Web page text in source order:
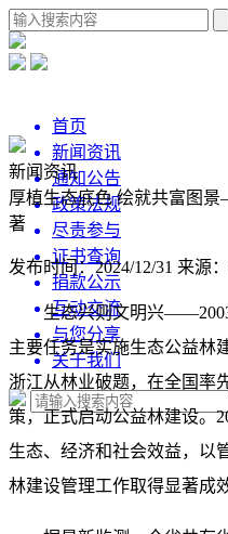
首页
新闻资讯
通知公告
政策法规
尽责参与
证书查询
捐款公示
互动交流
与您分享
关于我们
新闻资讯
厚植生态底色 绘就共富图
著
发布时间：2024/12/31 来源
生态兴则文明兴
主要任务是实施生态公益林
浙江从林业破题，在全国率
策，正式启动公益林建设。
生态、经济和社会效益，以
林建设管理工作取得显著成效